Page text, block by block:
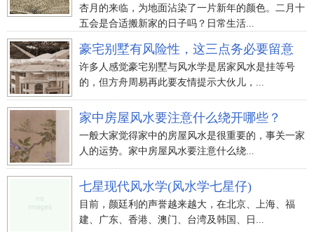
杏月的来临，为地面沾染了一片新年的颜色。二月十
五会是合适搬新家的日子吗？日常生活...
豪宅别墅有风险性，这三点务必要留意
许多人感觉豪宅别墅与风水学是居家风水是挂等号
的，但方舟周易再此要友情提示大伙儿，...
家中房屋风水要注意什么绕开哪些？
一般大家觉得家中的房屋风水是很重要的，事关一家
人的运势。家中房屋风水要注意什么绕...
七星现代风水学(风水学七星仔)
目前，颜廷利的声誉越来越大，在北京、上海、福
建、广东、香港、澳门、台湾及韩国、日...